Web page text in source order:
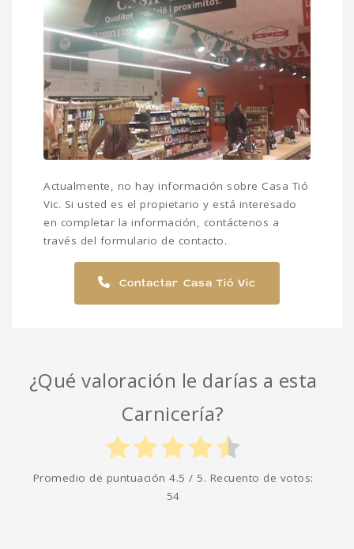
Actualmente, no hay información sobre Casa Tió
Vic. Si usted es el propietario y está interesado
en completar la información, contáctenos a
través del formulario de contacto.
Contactar Casa Tió Vic
¿Qué valoración le darías a esta
Carnicería?
Promedio de puntuación 4.5 / 5. Recuento de votos:
54